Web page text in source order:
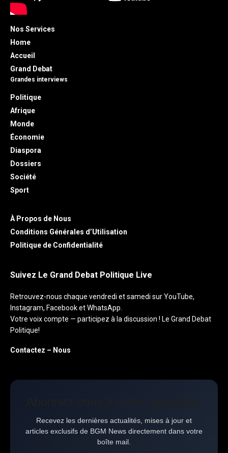
Nos Services
Home
Accueil
Grand Debat
Grandes interviews
Politique
Afrique
Monde
Économie
Diaspora
Dossiers
Société
Sport
À Propos de Nous
Conditions Générales d’Utilisation
Politique de Confidentialité
Suivez Le Grand Debat Politique Live
Retrouvez-nous chaque vendredi et samedi sur YouTube,
Instagram, Facebook et WhatsApp.
Votre voix compte — participez à la discussion ! Le Grand Debat
Politique!
Contactez – Nous
Recevez les dernières actualités, mises à jour et
articles exclusifs de BGM News directement dans votre
boîte mail.